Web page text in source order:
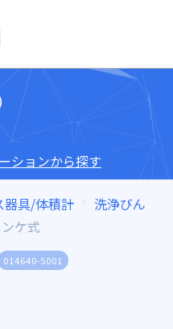
ションから探す
器具/体積計
洗浄びん
ケ式
014640-5001